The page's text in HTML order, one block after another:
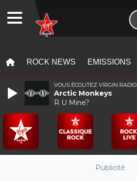
ROCK NEWS EMISSIONS
Publicité
VOUS ÉCOUTEZ VIRGIN RADIO
Arctic Monkeys
R U Mine?
WEBRADIO